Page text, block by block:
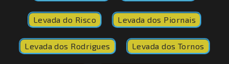
Levada do Risco Levada dos Piornais
Levada dos Rodrigues Levada dos Tornos